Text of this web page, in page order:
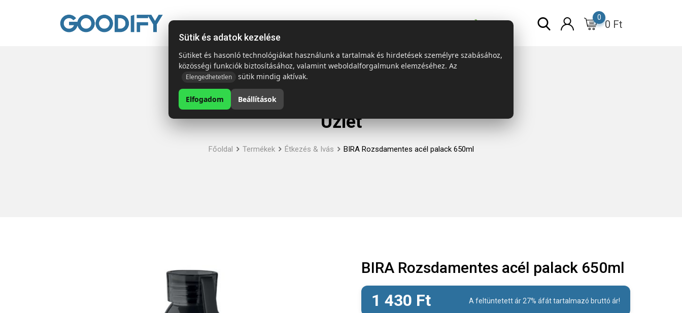
Kezdőlap Termékek Emblémázás és szállítás Tech = Kedvező ár ESG 0 Ft
0
Üzlet
Főoldal Termékek Étkezés & Ivás BIRA Rozsdamentes acél palack 650ml
BIRA Rozsdamentes acél palack 650ml
1 430 Ft A feltüntetett ár 27% áfát tartalmazó bruttó ár!
Sütik és adatok kezelése
Sütiket és hasonló technológiákat használunk a tartalmak és hirdetések személyre szabásához,
közösségi funkciók biztosításához, valamint weboldalforgalmunk elemzéséhez. Az
Elengedhetetlen sütik mindig aktívak.
Elfogadom Beállítások